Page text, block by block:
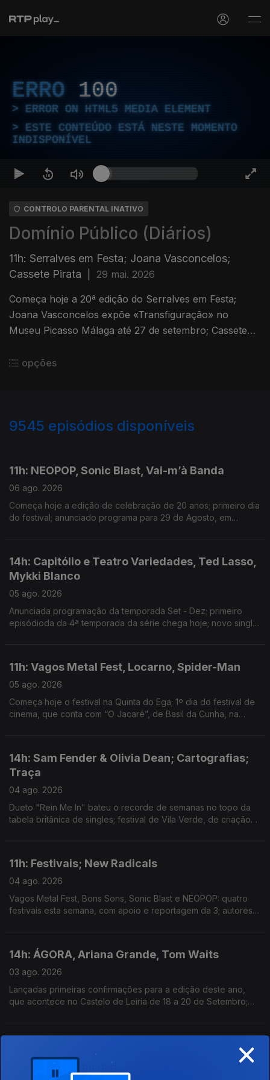
ERRO 100
ERROR ON HTML5 MEDIA ELEMENT
ESTE CONTEÚDO ESTÁ NESTE MOMENTO
INDISPONÍVEL
CONTROLO PARENTAL INATIVO
Domínio Público (Diários)
11h: Serralves em Festa; Joana Vasconcelos;
Cassete Pirata
29 mai. 2026
Começa hoje a 20ª edição do Serralves em Festa;
Joana Vasconcelos expõe «Transfiguração» no
Museu Picasso Málaga até 27 de setembro; Cassete
opções
9545 episódios disponíveis
11h: NEOPOP, Sonic Blast, Vai-m’à Banda
06 ago. 2026
Começa hoje a edição de celebração de 20 anos; primeiro dia
do festival; anunciado programa para 29 de Agosto, em
14h: Capitólio e Teatro Variedades, Ted Lasso,
Mykki Blanco
05 ago. 2026
Anunciada programação da temporada Set - Dez; primeiro
episódioda da 4ª temporada da série chega hoje; novo single:
11h: Vagos Metal Fest, Locarno, Spider-Man
05 ago. 2026
Começa hoje o festival na Quinta do Ega; 1º dia do festival de
cinema, que conta com “O Jacaré”, de Basil da Cunha, na
14h: Sam Fender & Olivia Dean; Cartografias;
Traça
04 ago. 2026
Dueto "Rein Me In" bateu o recorde de semanas no topo da
tabela britânica de singles; festival de Vila Verde, de criação
11h: Festivais; New Radicals
04 ago. 2026
Vagos Metal Fest, Bons Sons, Sonic Blast e NEOPOP: quatro
festivais esta semana, com apoio e reportagem da 3; autores
14h: ÁGORA, Ariana Grande, Tom Waits
03 ago. 2026
Lançadas primeiras confirmações para a edição deste ano,
que acontece no Castelo de Leiria de 18 a 20 de Setembro;
11h: Mucho Flow, Ocupar a Velga, Spider Man e
A Odisseia
03 ago. 2026
×